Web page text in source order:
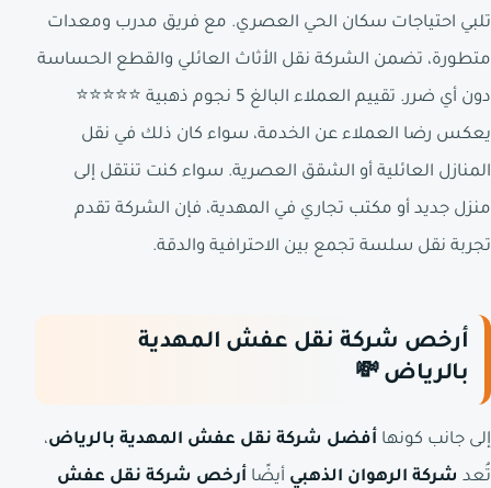
تلبي احتياجات سكان الحي العصري. مع فريق مدرب ومعدات
متطورة، تضمن الشركة نقل الأثاث العائلي والقطع الحساسة
دون أي ضرر. تقييم العملاء البالغ 5 نجوم ذهبية ⭐⭐⭐⭐⭐
يعكس رضا العملاء عن الخدمة، سواء كان ذلك في نقل
المنازل العائلية أو الشقق العصرية. سواء كنت تنتقل إلى
منزل جديد أو مكتب تجاري في المهدية، فإن الشركة تقدم
تجربة نقل سلسة تجمع بين الاحترافية والدقة.
أرخص شركة نقل عفش المهدية
بالرياض 💸
إلى جانب كونها أفضل شركة نقل عفش المهدية بالرياض،
تُعد شركة الرهوان الذهبي أيضًا أرخص شركة نقل عفش